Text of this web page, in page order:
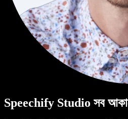
Speechify Studio সব